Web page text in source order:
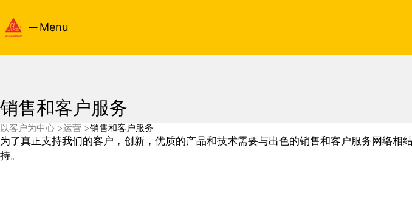
Menu
销售和客户服务
以客户为中心 运营 销售和客户服务
为了真正支持我们的客户，创新，优质的产品和技术需要与出色的销售和客户服务网络
持。